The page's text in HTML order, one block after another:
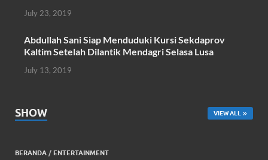
July 23, 2019
Abdullah Sani Siap Menduduki Kursi Sekdaprov
Kaltim Setelah Dilantik Mendagri Selasa Lusa
July 13, 2019
SHOW VIEW ALL
BERANDA / ENTERTAINMENT